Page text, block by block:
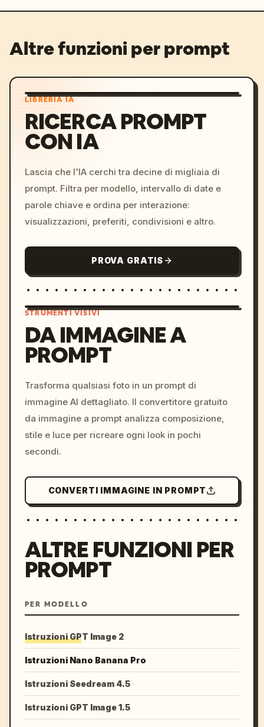
Altre funzioni per prompt
LIBRERIA IA
RICERCA PROMPT
CON IA
Lascia che l'IA cerchi tra decine di migliaia di
prompt. Filtra per modello, intervallo di date e
parole chiave e ordina per interazione:
visualizzazioni, preferiti, condivisioni e altro.
PROVA GRATIS
colors, 8k --v 6.0
STRUMENTI VISIVI
DA IMMAGINE A
PROMPT
Trasforma qualsiasi foto in un prompt di
immagine AI dettagliato. Il convertitore gratuito
da immagine a prompt analizza composizione,
stile e luce per ricreare ogni look in pochi
secondi.
CONVERTI IMMAGINE IN PROMPT
ALTRE FUNZIONI PER
PROMPT
PER MODELLO
Istruzioni GPT Image 2
Istruzioni Nano Banana Pro
Istruzioni Seedream 4.5
Istruzioni GPT Image 1.5